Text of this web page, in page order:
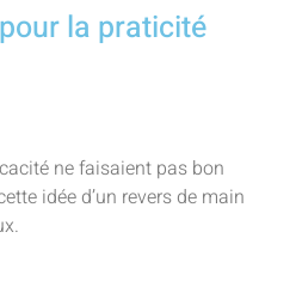
la praticité
ne faisaient pas bon
idée d’un revers de main